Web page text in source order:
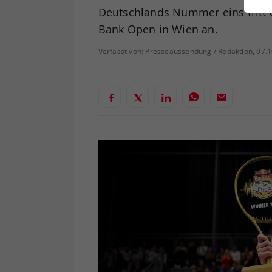
Deutschlands Nummer eins tritt
Bank Open in Wien an.
Verfasst von: Presseaussendung / Redaktion,